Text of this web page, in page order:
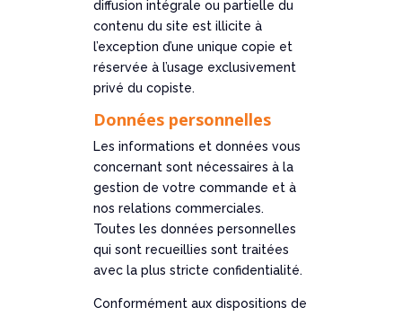
diffusion intégrale ou partielle du
contenu du site est illicite à
l’exception d’une unique copie et
réservée à l’usage exclusivement
privé du copiste.
Données personnelles
Les informations et données vous
concernant sont nécessaires à la
gestion de votre commande et à
nos relations commerciales.
Toutes les données personnelles
qui sont recueillies sont traitées
avec la plus stricte confidentialité.
Conformément aux dispositions de